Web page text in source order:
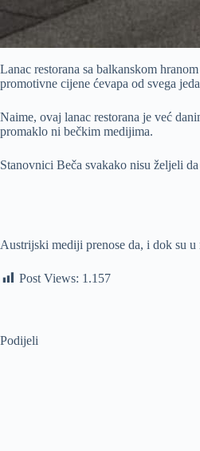
Lanac restorana sa balkanskom
promotivne cijene ćevapa od svega
Naime, ovaj lanac restorana je već
promaklo ni bečkim medijima.
Stanovnici Beča svakako nisu željeli
Austrijski mediji prenose da, i dok su
Post Views: 1.157
Podijeli